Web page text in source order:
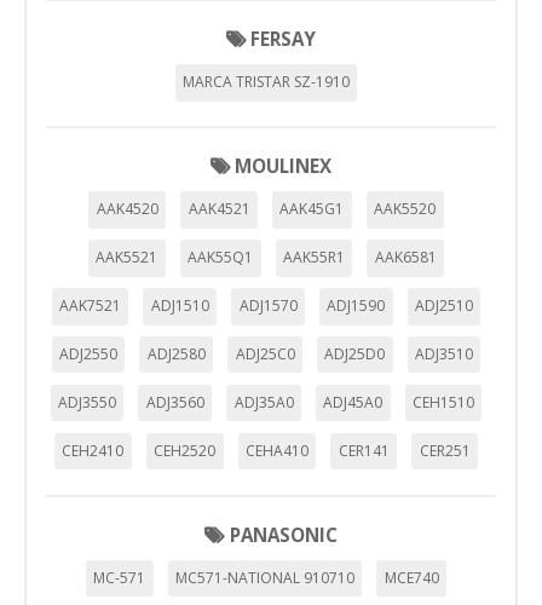
FERSAY
MARCA TRISTAR SZ-1910
MOULINEX
AAK4520 AAK4521 AAK45G1 AAK5520
AAK5521 AAK55Q1 AAK55R1 AAK6581
AAK7521 ADJ1510 ADJ1570 ADJ1590 ADJ2510
ADJ2550 ADJ2580 ADJ25C0 ADJ25D0 ADJ3510
ADJ3550 ADJ3560 ADJ35A0 ADJ45A0 CEH1510
CEH2410 CEH2520 CEHA410 CER141 CER251
PANASONIC
MC-571 MC571-NATIONAL 910710 MCE740